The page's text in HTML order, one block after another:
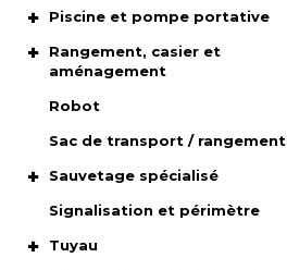
Piscine et pompe portative
Rangement, casier et
aménagement
Robot
Sac de transport / rangement
Sauvetage spécialisé
Signalisation et périmètre
Tuyau